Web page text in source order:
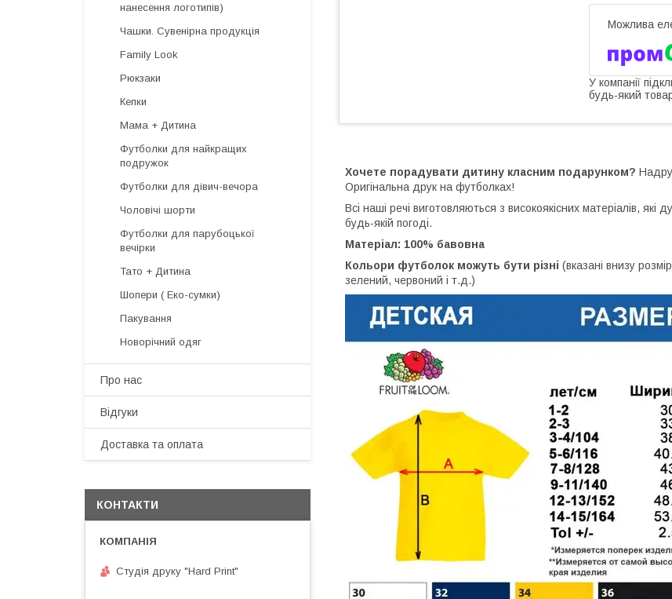
У компанії
будь-який
Хочете порадувати дитину класним подарунком?
Оригінальна друк на футболках!
Всі наші речі виготовляються з високоякісних матеріалів,
будь-якій погоді.
Матеріал: 100% бавовна
Кольори футболок можуть бути різні (вказані внизу
зелений, червоний і т.д.)
нанесення логотипів)
Чашки. Сувенірна продукція
Family Look
Рюкзаки
Кепки
Мама + Дитина
Футболки для найкращих
подружок
Футболки для дівич-вечора
Чоловічі шорти
Футболки для парубоцької
вечірки
Тато + Дитина
Шопери ( Еко-сумки)
Пакування
Новорічний одяг
Про нас
Відгуки
Доставка та оплата
КОНТАКТИ
Студія друку "Hard Print"